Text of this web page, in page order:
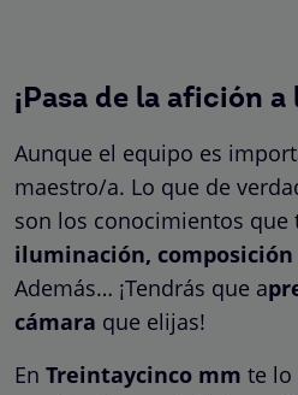
¡Pasa de la afición
Aunque el equipo es
maestro/a. Lo que de
son los conocimientos que
iluminación, composición
Además… ¡Tendrás que a
cámara que elijas!
En Treintaycinco mm te lo